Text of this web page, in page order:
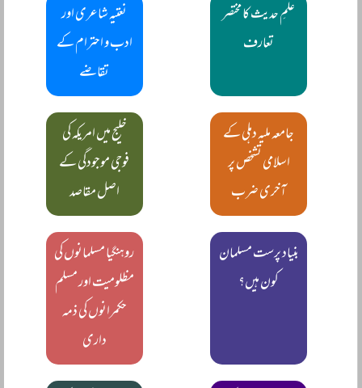
علمِ حدیث کا مختصر
تعارف
نعتیہ شاعری اور
ادب و احترام کے
تقاضے
جامعہ ملیہ دہلی کے
اسلامی تشخص پر
آخری ضرب
خلیج میں امریکہ کی
فوجی موجودگی کے
اصل مقاصد
بنیاد پرست مسلمان
کون ہیں؟
روہنگیا مسلمانوں کی
مظلومیت اور مسلم
حکمرانوں کی ذمہ
داری